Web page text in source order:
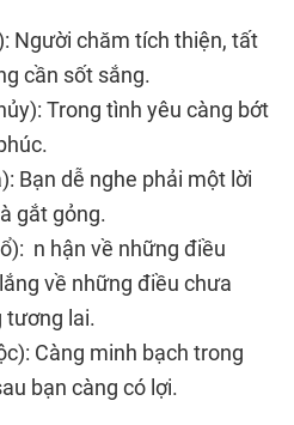
Người chăm tích thiện, tất
cần sốt sắng.
Trong tình yêu càng bớt
Bạn dễ nghe phải một lời
gắt gỏng.
n hận về những điều
về những điều chưa
tương lai.
Càng minh bạch trong
bạn càng có lợi.